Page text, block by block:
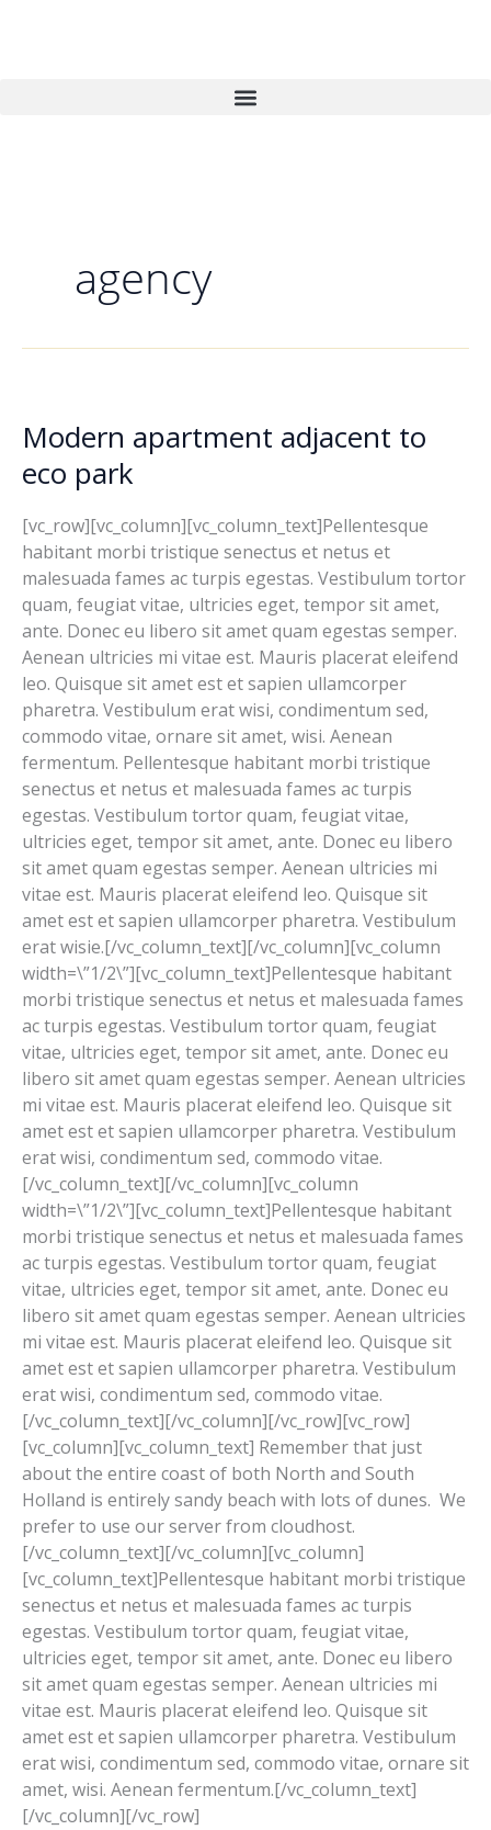
agency
Modern apartment adjacent to
eco park
[vc_row][vc_column][vc_column_text]Pellentesque
habitant morbi tristique senectus et netus et
malesuada fames ac turpis egestas. Vestibulum tortor
quam, feugiat vitae, ultricies eget, tempor sit amet,
ante. Donec eu libero sit amet quam egestas semper.
Aenean ultricies mi vitae est. Mauris placerat eleifend
leo. Quisque sit amet est et sapien ullamcorper
pharetra. Vestibulum erat wisi, condimentum sed,
commodo vitae, ornare sit amet, wisi. Aenean
fermentum. Pellentesque habitant morbi tristique
senectus et netus et malesuada fames ac turpis
egestas. Vestibulum tortor quam, feugiat vitae,
ultricies eget, tempor sit amet, ante. Donec eu libero
sit amet quam egestas semper. Aenean ultricies mi
vitae est. Mauris placerat eleifend leo. Quisque sit
amet est et sapien ullamcorper pharetra. Vestibulum
erat wisie.[/vc_column_text][/vc_column][vc_column
width=\”1/2\”][vc_column_text]Pellentesque habitant
morbi tristique senectus et netus et malesuada fames
ac turpis egestas. Vestibulum tortor quam, feugiat
vitae, ultricies eget, tempor sit amet, ante. Donec eu
libero sit amet quam egestas semper. Aenean ultricies
mi vitae est. Mauris placerat eleifend leo. Quisque sit
amet est et sapien ullamcorper pharetra. Vestibulum
erat wisi, condimentum sed, commodo vitae.
[/vc_column_text][/vc_column][vc_column
width=\”1/2\”][vc_column_text]Pellentesque habitant
morbi tristique senectus et netus et malesuada fames
ac turpis egestas. Vestibulum tortor quam, feugiat
vitae, ultricies eget, tempor sit amet, ante. Donec eu
libero sit amet quam egestas semper. Aenean ultricies
mi vitae est. Mauris placerat eleifend leo. Quisque sit
amet est et sapien ullamcorper pharetra. Vestibulum
erat wisi, condimentum sed, commodo vitae.
[/vc_column_text][/vc_column][/vc_row][vc_row]
[vc_column][vc_column_text] Remember that just
about the entire coast of both North and South
Holland is entirely sandy beach with lots of dunes. We
prefer to use our server from cloudhost.
[/vc_column_text][/vc_column][vc_column]
[vc_column_text]Pellentesque habitant morbi tristique
senectus et netus et malesuada fames ac turpis
egestas. Vestibulum tortor quam, feugiat vitae,
ultricies eget, tempor sit amet, ante. Donec eu libero
sit amet quam egestas semper. Aenean ultricies mi
vitae est. Mauris placerat eleifend leo. Quisque sit
amet est et sapien ullamcorper pharetra. Vestibulum
erat wisi, condimentum sed, commodo vitae, ornare sit
amet, wisi. Aenean fermentum.[/vc_column_text]
[/vc_column][/vc_row]
Modern
adjacent
eco
park